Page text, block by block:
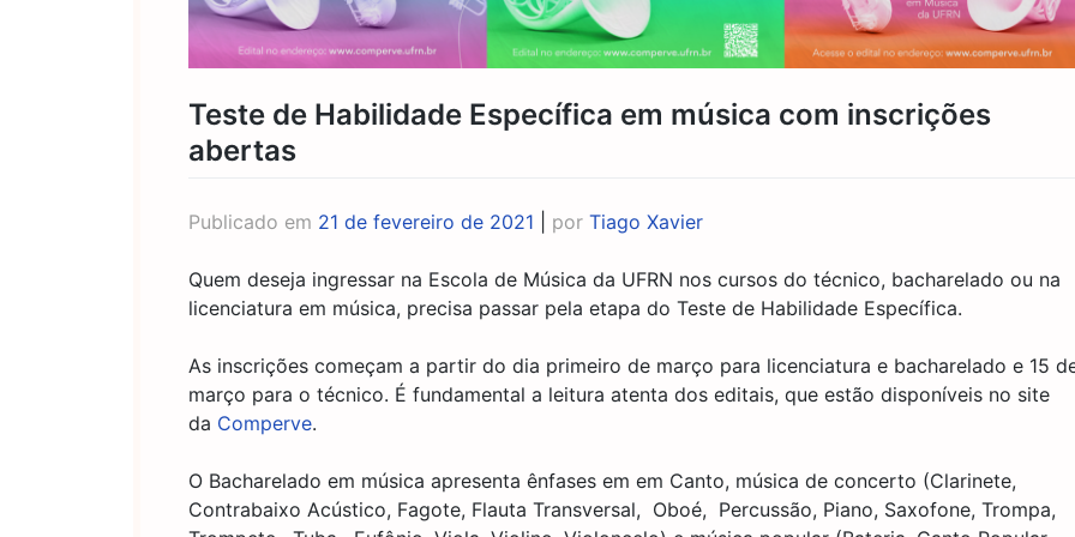
Teste de Habilidade Específica em música com inscrições
abertas
Publicado em 21 de fevereiro de 2021 por Tiago Xavier
Quem deseja ingressar na Escola de Música da UFRN nos cursos do técnico, bacharelado ou na
licenciatura em música, precisa passar pela etapa do Teste de Habilidade Específica.
As inscrições começam a partir do dia primeiro de março para licenciatura e bacharelado e 15
março para o técnico. É fundamental a leitura atenta dos editais, que estão disponíveis no site
da Comperve.
O Bacharelado em música apresenta ênfases em em Canto, música de concerto (Clarinete,
Contrabaixo Acústico, Fagote, Flauta Transversal, Oboé, Percussão, Piano, Saxofone, Trompa,